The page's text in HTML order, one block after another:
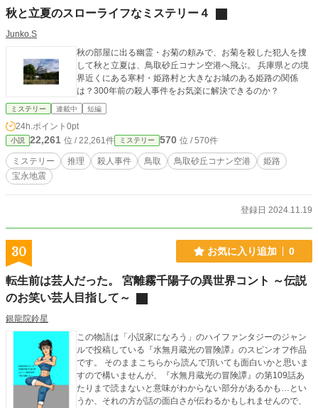
秋と立夏のスローライフなミステリー４
Junko.S
秋の部屋に出る幽霊・お菊の頼みで、お菊を殺した犯人を捜
して秋と立夏は、鳥取砂丘コナン空港へ飛ぶ。 兵庫県との境
界近くにある寒村・姫路村と大きなお城のある姫路の関係
は？300年前の殺人事件をお気楽に解決できるのか？
ミステリー 連載中 短編
24h.ポイント 0pt
小説 22,261 位 / 22,261件 ミステリー 570 位 / 570件
ミステリー 推理 殺人事件 鳥取 鳥取砂丘コナン空港
姫路
宝永地震
登録日 2024.11.19
30 お気に入り追加 0
転生前は芸人だった。 宮離霧千陽子の異世界コント ～伝説
のお笑い芸人目指して～
銀龍院鈴星
この物語は「小説家になろう」のハイファンタジーのジャン
ルで投稿している『水無月蔵光の冒険譚』のスピンオフ作品
です。 そのままこちらから読んで頂いても面白いかと思いま
すので構いませんが、『水無月蔵光の冒険譚』の第109話あ
たりまで読まないと意味がわからない部分があるかも…とい
うか、それの方が話の面白さが伝わるかもしれませんので、